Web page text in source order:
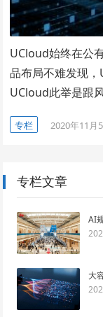
UCloud始终在公
品布局不难发现
UCloud此举是跟
专栏 2020年11月
专栏文章
AI
大